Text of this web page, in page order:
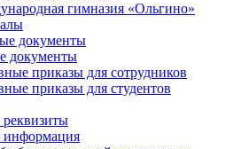
гимназия «Ольгино»
документы
документы
приказы для сотрудников
приказы для студентов
реквизиты
информация